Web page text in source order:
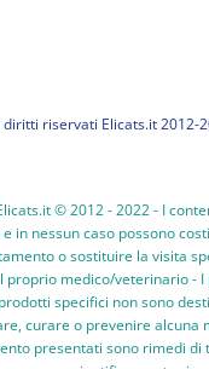
diritti riservati Elicats.it 2012-
© 2012 - 2022 - I
in nessun caso possono
o sostituire la visita
proprio medico/veterinario - I
specifici non sono
curare o prevenire alcuna
presentati sono rimedi di